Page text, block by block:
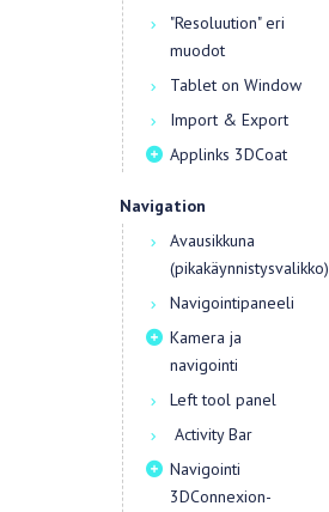
"Resoluution" eri
muodot
Tablet on Window
Import & Export
Applinks 3DCoat
Navigation
Avausikkuna
(pikakäynnistysvalikko)
Navigointipaneeli
Kamera ja
navigointi
Left tool panel
Activity Bar
Navigointi
3DConnexion-